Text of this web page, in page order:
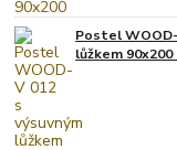
Postel
lůžkem